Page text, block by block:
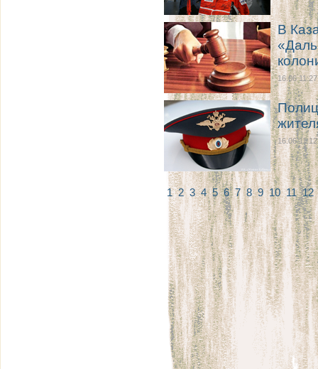
В
16.06 11:27
16.06 11:12
12 3456789101112